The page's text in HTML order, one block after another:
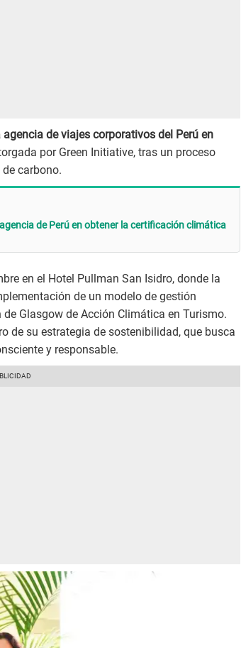
de viajes corporativos del Perú en
por Green Initiative, tras un proceso
carbono.
de Perú en obtener la certificación climática
en el Hotel Pullman San Isidro, donde la
de un modelo de gestión
Glasgow de Acción Climática en Turismo.
de su estrategia de sostenibilidad, que busca
y responsable.